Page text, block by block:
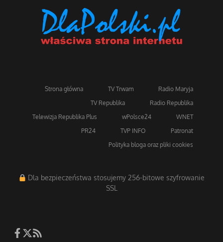
Strona główna TV Trwam
Radio Maryja
TV Republika
Radio Republika
Telewizja Republika Plus
wPolsce24
WNET
PR24
TVP INFO
Patronat
Polityka bloga oraz pliki cookies
Dla bezpieczeństwa stosujemy 256-bitowe szyfrowanie
SSL